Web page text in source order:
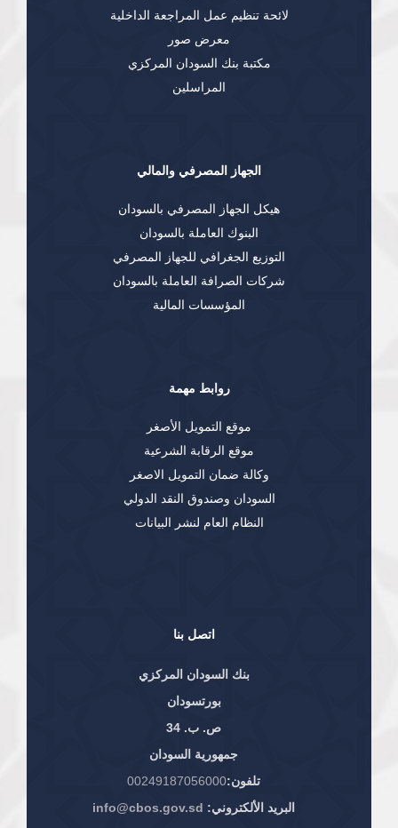
اتصل بنا
بنك السودان المركزي
بورتسودان
ص. ب. 34
جمهورية السودان
تلفون:00249187056000
البريد الألكتروني: info@cbos.gov.sd
لائحة تنظيم عمل المراجعة الداخلية
معرض صور
مكتبة بنك السودان المركزي
المراسلين
الجهاز المصرفي والمالي
هيكل الجهاز المصرفي بالسودان
البنوك العاملة بالسودان
التوزيع الجغرافي للجهاز المصرفي
شركات الصرافة العاملة بالسودان
المؤسسات المالية
روابط مهمة
موقع التمويل الأصغر
موقع الرقابة الشرعية
وكالة ضمان التمويل الاصغر
السودان وصندوق النقد الدولي
النظام العام لنشر البيانات